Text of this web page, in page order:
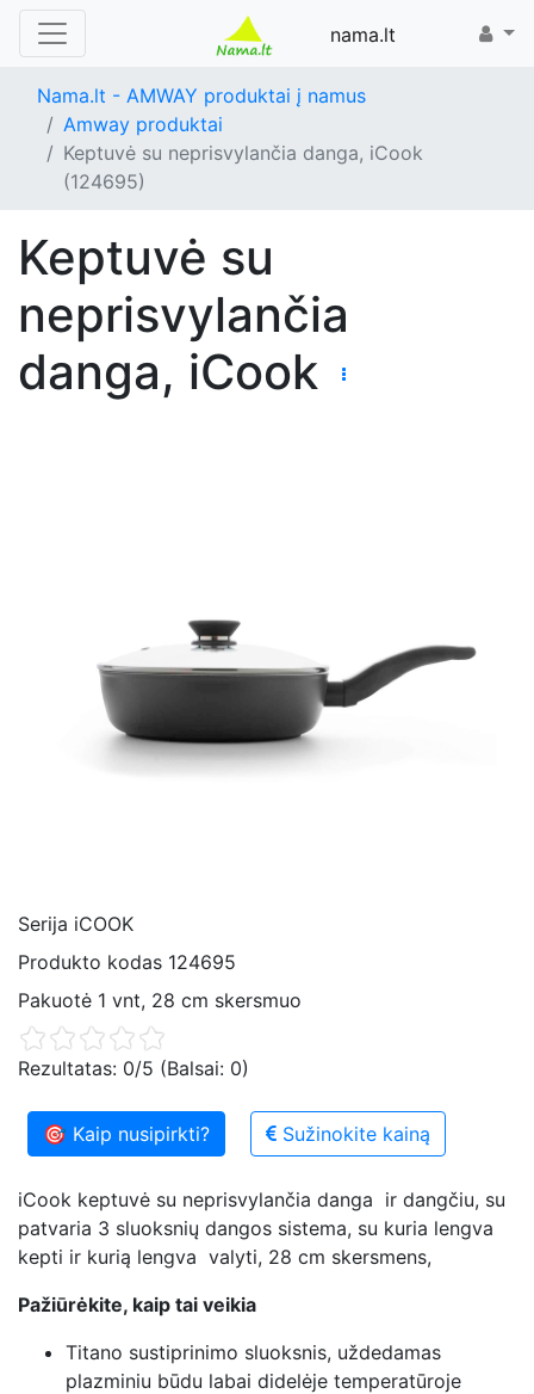
nama.lt
Nama.lt - AMWAY produktai į namus
Amway produktai
Keptuvė su neprisvylančia danga, iCook
(124695)
Keptuvė su
neprisvylančia
danga, iCook
Serija iCOOK
Produkto kodas 124695
Pakuotė 1 vnt, 28 cm skersmuo
Rezultatas: 0/5 (Balsai: 0)
🎯 Kaip nusipirkti? Sužinokite kainą
iCook keptuvė su neprisvylančia danga ir dangčiu, su
patvaria 3 sluoksnių dangos sistema, su kuria lengva
kepti ir kurią lengva valyti, 28 cm skersmens,
Pažiūrėkite, kaip tai veikia
Titano sustiprinimo sluoksnis, uždedamas
plazminiu būdu labai didelėje temperatūroje